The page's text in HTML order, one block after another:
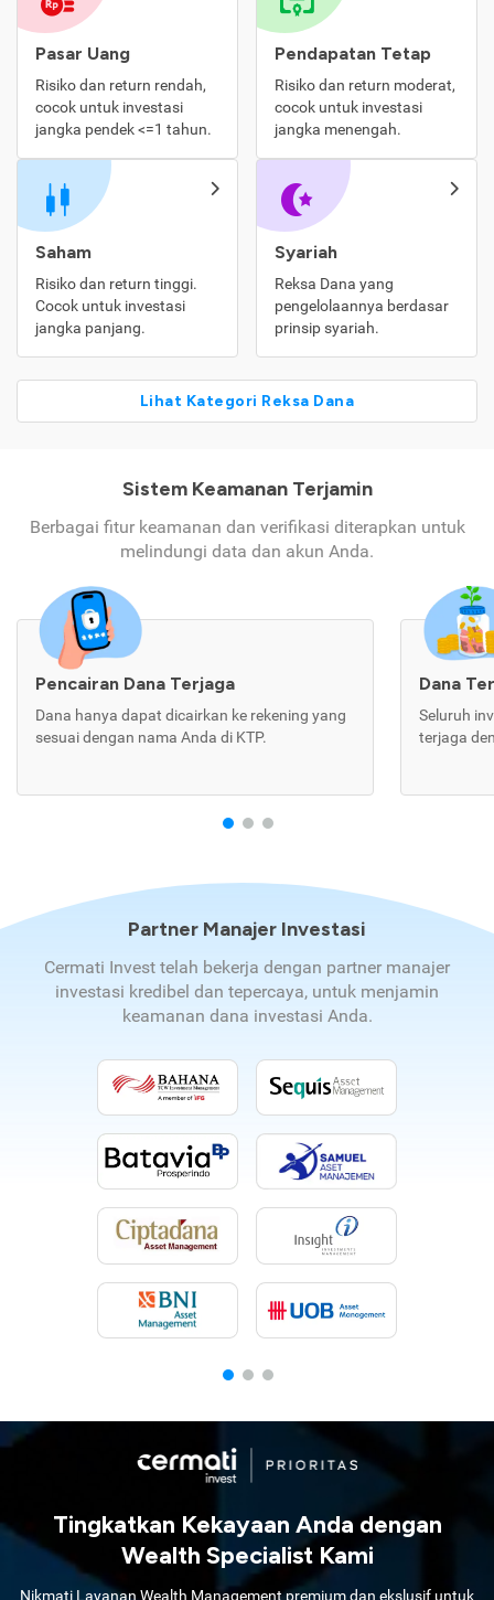
Pasar Uang
Risiko dan return rendah,
cocok untuk investasi
jangka pendek <=1 tahun.
Pendapatan Tetap
Risiko dan return moderat,
cocok untuk investasi
jangka menengah.
Saham
Risiko dan return tinggi.
Cocok untuk investasi
jangka panjang.
Syariah
Reksa Dana yang
pengelolaannya berdasar
prinsip syariah.
Lihat Kategori Reksa Dana
Sistem Keamanan Terjamin
Berbagai fitur keamanan dan verifikasi diterapkan untuk
melindungi data dan akun Anda.
Pencairan Dana Terjaga
Dana hanya dapat dicairkan ke rekening yang
sesuai dengan nama Anda di KTP.
Dana
Seluruh
terjaga
Partner Manajer Investasi
Cermati Invest telah bekerja dengan partner manajer
investasi kredibel dan tepercaya, untuk menjamin
keamanan dana investasi Anda.
Tingkatkan Kekayaan Anda dengan
Wealth Specialist Kami
Nikmati Layanan Wealth Management premium dan ekslusif untuk